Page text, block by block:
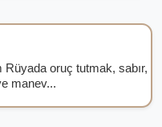
oruç tutmak, sabır,
manev...